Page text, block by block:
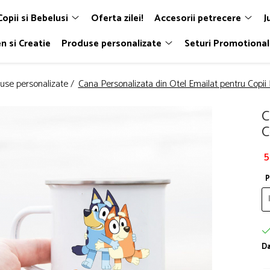
si Bebelusi Oferta zilei! Accesorii petrecere
si Creatie
Produse personalizate Seturi
personalizate / Cana Personalizata din Otel Emailat pentru Copii